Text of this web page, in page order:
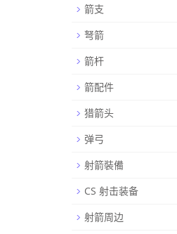
箭支
弩箭
箭杆
箭配件
猎箭头
弹弓
射箭裝備
CS 射击装备
射箭周边